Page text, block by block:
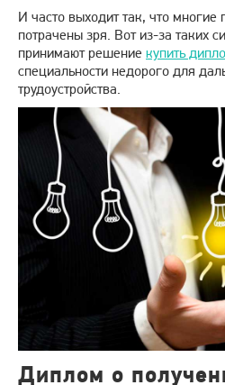
И часто выходит так, что
потрачены зря. Вот из-за таких
принимают решение купить
специальности недорого для
трудоустройства.
Диплом о